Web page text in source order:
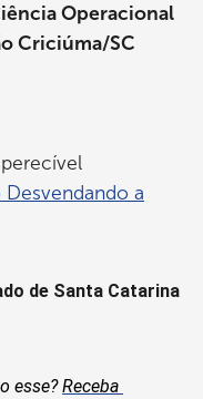
Operacional
Criciúma/SC
a
de Santa Catarina
esse? Receba